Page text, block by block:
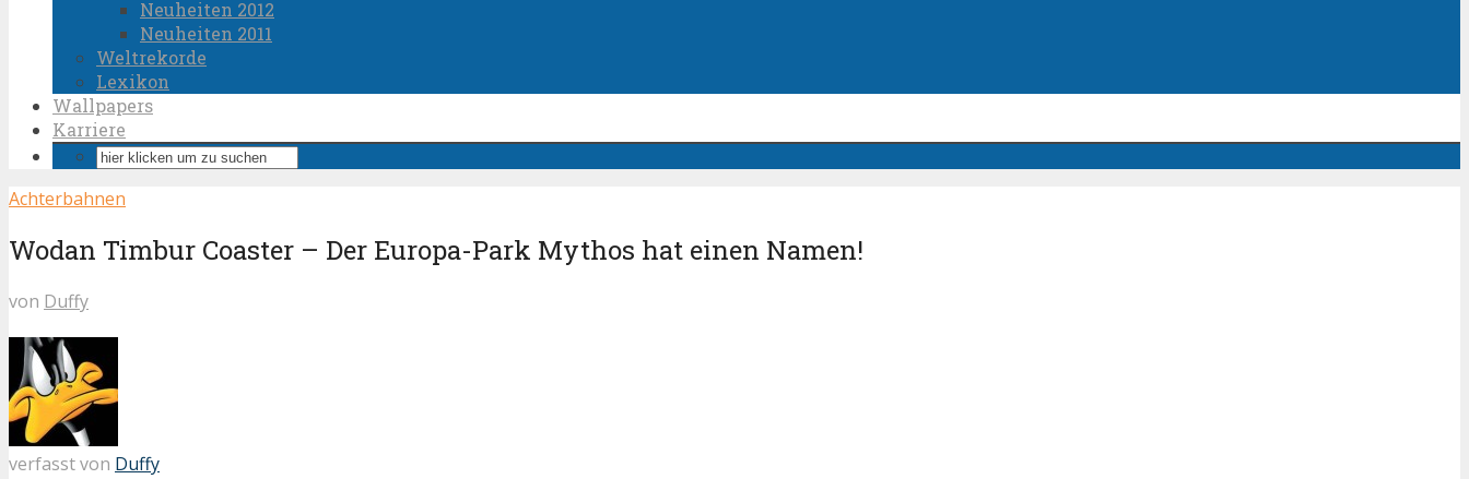
Neuheiten 2012
Neuheiten 2011
Weltrekorde
Lexikon
Wallpapers
Karriere
Achterbahnen
Wodan Timbur Coaster – Der Europa-Park Mythos hat einen Namen!
von Duffy
verfasst von Duffy